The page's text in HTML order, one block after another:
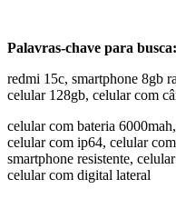
Palavras-chave para busca:
redmi 15c, smartphone 8gb
celular 128gb, celular com
celular com bateria
celular com ip64, celular
smartphone resistente,
celular com digital lateral